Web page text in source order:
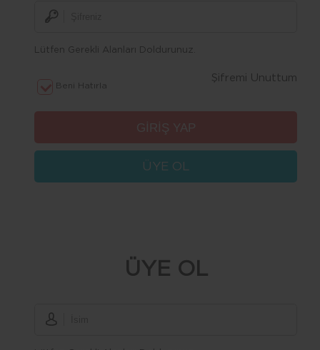
Lütfen Gerekli Alanları Doldurunuz.
Beni Hatırla
Şifremi Unuttum
ÜYE OL
ÜYE OL